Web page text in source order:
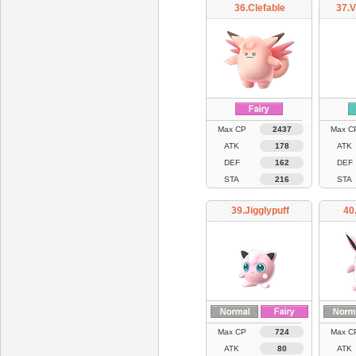
36.Clefable
Max CP
2437
ATK
178
DEF
162
STA
216
Max
ATK
DEF
STA
39.Jigglypuff
Max CP
724
ATK
80
Max
ATK